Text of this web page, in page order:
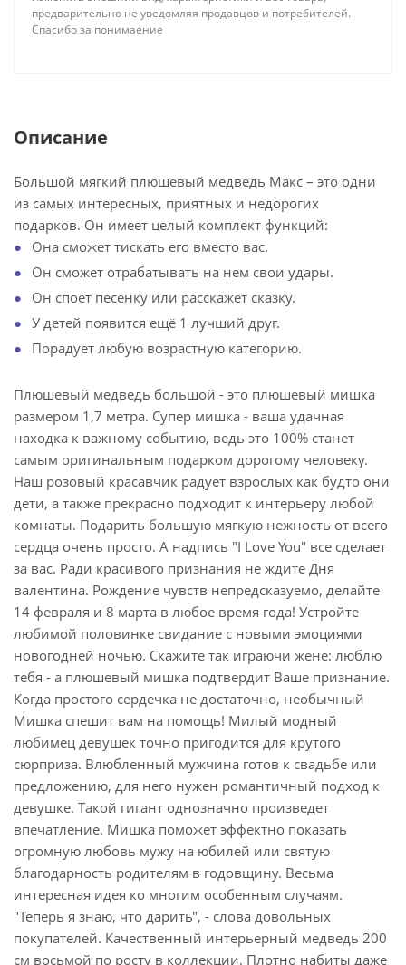
предварительно не уведомляя продавцов и потребителей.
Спасибо за понимаение
Описание
Большой мягкий плюшевый медведь Макс – это одни
из самых интересных, приятных и недорогих
подарков. Он имеет целый комплект функций:
Она сможет тискать его вместо вас.
Он сможет отрабатывать на нем свои удары.
Он споёт песенку или расскажет сказку.
У детей появится ещё 1 лучший друг.
Порадует любую возрастную категорию.
Плюшевый медведь большой - это плюшевый мишка
размером 1,7 метра. Супер мишка - ваша удачная
находка к важному событию, ведь это 100% станет
самым оригинальным подарком дорогому человеку.
Наш розовый красавчик радует взрослых как будто они
дети, а также прекрасно подходит к интерьеру любой
комнаты. Подарить большую мягкую нежность от всего
сердца очень просто. А надпись "I Love You" все сделает
за вас. Ради красивого признания не ждите Дня
валентина. Рождение чувств непредсказуемо, делайте
14 февраля и 8 марта в любое время года! Устройте
любимой половинке свидание с новыми эмоциями
новогодней ночью. Скажите так играючи жене: люблю
тебя - а плюшевый мишка подтвердит Ваше признание.
Когда простого сердечка не достаточно, необычный
Мишка спешит вам на помощь! Милый модный
любимец девушек точно пригодится для крутого
сюрприза. Влюбленный мужчина готов к свадьбе или
предложению, для него нужен романтичный подход к
девушке. Такой гигант однозначно произведет
впечатление. Мишка поможет эффектно показать
огромную любовь мужу на юбилей или святую
благодарность родителям в годовщину. Весьма
интересная идея ко многим особенным случаям.
"Теперь я знаю, что дарить", - слова довольных
покупателей. Качественный интерьерный медведь 200
см восьмой по росту в коллекции. Плотно набиты даже